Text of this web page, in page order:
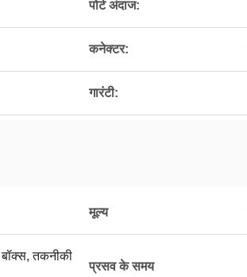
पोर्ट अंदाज:
कनेक्टर:
गारंटी:
मूल्य
तकनीकी
प्रसव के समय